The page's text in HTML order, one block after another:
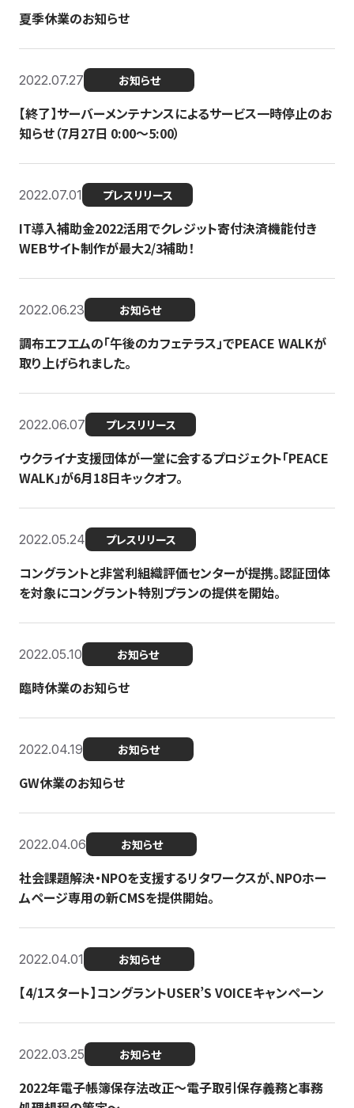
夏季休業のお知らせ
2022.07.27 お知らせ
【終了】サーバーメンテナンスによるサービス一時停止のお
知らせ（7月27日 0:00〜5:00）
2022.07.01 プレスリリース
IT導入補助金2022活用でクレジット寄付決済機能付き
WEBサイト制作が最大2/3補助！
2022.06.23 お知らせ
調布エフエムの「午後のカフェテラス」でPEACE WALKが
取り上げられました。
2022.06.07 プレスリリース
ウクライナ支援団体が一堂に会するプロジェクト「PEACE
WALK」が6月18日キックオフ。
2022.05.24 プレスリリース
コングラントと非営利組織評価センターが提携。認証団体
を対象にコングラント特別プランの提供を開始。
2022.05.10 お知らせ
臨時休業のお知らせ
2022.04.19 お知らせ
GW休業のお知らせ
2022.04.06 お知らせ
社会課題解決・NPOを支援するリタワークスが、NPOホー
ムページ専用の新CMSを提供開始。
2022.04.01 お知らせ
【4/1スタート】コングラントUSER’S VOICEキャンペーン
2022.03.25 お知らせ
2022年電子帳簿保存法改正～電子取引保存義務と事務